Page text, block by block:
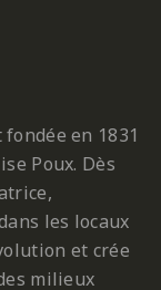
en 1831
Poux. Dès
les locaux
et crée
milieux